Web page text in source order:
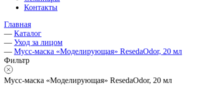
Контакты
Главная
— Каталог
— Уход за лицом
— Мусс-маска «Моделирующая» ResedaOdor, 20 мл
Фильтр
Мусс-маска «Моделирующая» ResedaOdor, 20 мл